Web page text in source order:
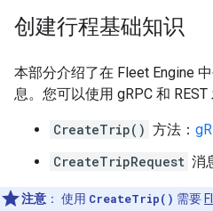
创建行程基础知识
本部分介绍了在 Fleet Engine
息。您可以使用 gRPC 和 REST
CreateTrip() 方法：
CreateTripRequest 消
注意 ： 使用 CreateTrip() 需要